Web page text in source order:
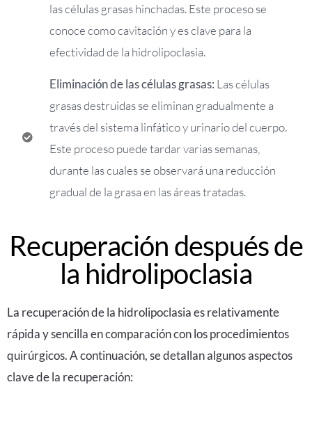
las células grasas hinchadas. Este proceso se
conoce como cavitación y es clave para la
efectividad de la hidrolipoclasia.
Eliminación de las células grasas: Las células
grasas destruidas se eliminan gradualmente a
través del sistema linfático y urinario del cuerpo.
Este proceso puede tardar varias semanas,
durante las cuales se observará una reducción
gradual de la grasa en las áreas tratadas.
Recuperación después de
la hidrolipoclasia
La recuperación de la hidrolipoclasia es relativamente
rápida y sencilla en comparación con los procedimientos
quirúrgicos. A continuación, se detallan algunos aspectos
clave de la recuperación: